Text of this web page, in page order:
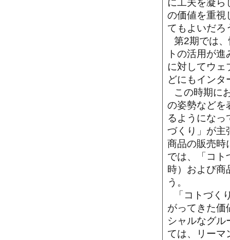
に工夫を凝ら
の価値を重視
てもよいだろ
第2期では
トの活用が
に対してウェ
どにもイン
この時期に
の姿勢などを
るようになっ
づくり」が主
商品の販売時
では、「コト
時）および商
う。
「コトづ
がってきた価
シャルなグル
ては、リーマ